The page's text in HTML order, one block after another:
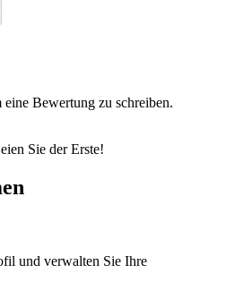
Bewertung zu schreiben.
Sie der Erste!
und verwalten Sie Ihre